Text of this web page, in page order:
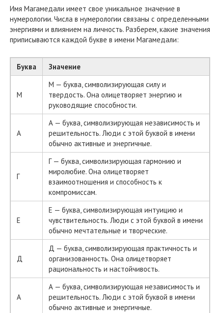
Имя Магамедали имеет свое уникальное значение в
нумерологии. Числа в нумерологии связаны с определенными
энергиями и влиянием на личность. Разберем, какие значения
приписываются каждой букве в имени Магамедали:
Буква Значение
М
М — буква, символизирующая силу и
твердость. Она олицетворяет энергию и
руководящие способности.
А
А — буква, символизирующая независимость и
решительность. Люди с этой буквой в имени
обычно активные и энергичные.
Г
Г — буква, символизирующая гармонию и
миролюбие. Она олицетворяет
взаимоотношения и способность к
компромиссам.
Е
Е — буква, символизирующая интуицию и
чувствительность. Люди с этой буквой в имени
обычно мечтательные и творческие.
Д
Д — буква, символизирующая практичность и
организованность. Она олицетворяет
рациональность и настойчивость.
А
А — буква, символизирующая независимость и
решительность. Люди с этой буквой в имени
обычно активные и энергичные.